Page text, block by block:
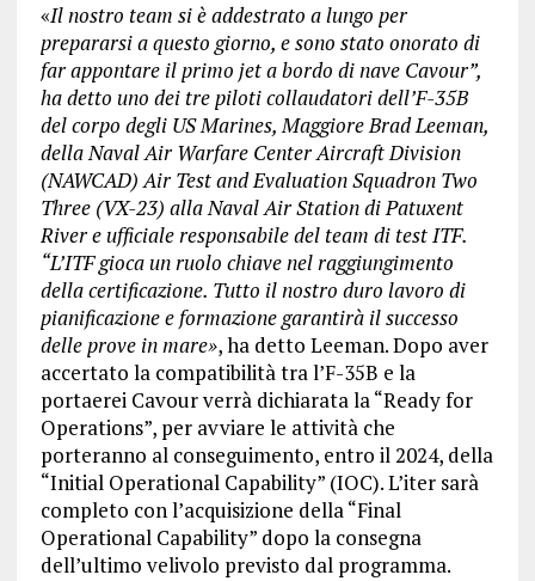
«Il nostro team si è addestrato a lungo per
prepararsi a questo giorno, e sono stato onorato di
far appontare il primo jet a bordo di nave Cavour”,
ha detto uno dei tre piloti collaudatori dell’F-35B
del corpo degli US Marines, Maggiore Brad Leeman,
della Naval Air Warfare Center Aircraft Division
(NAWCAD) Air Test and Evaluation Squadron Two
Three (VX-23) alla Naval Air Station di Patuxent
River e ufficiale responsabile del team di test ITF.
“L’ITF gioca un ruolo chiave nel raggiungimento
della certificazione. Tutto il nostro duro lavoro di
pianificazione e formazione garantirà il successo
delle prove in mare», ha detto Leeman. Dopo aver
accertato la compatibilità tra l’F-35B e la
portaerei Cavour verrà dichiarata la “Ready for
Operations”, per avviare le attività che
porteranno al conseguimento, entro il 2024, della
“Initial Operational Capability” (IOC). L’iter sarà
completo con l’acquisizione della “Final
Operational Capability” dopo la consegna
dell’ultimo velivolo previsto dal programma.